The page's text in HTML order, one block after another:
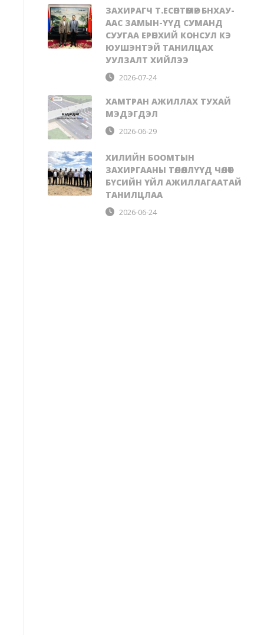
ЗАХИРАГЧ Т.ЕСӨНТӨМӨР БНХАУ-
ААС ЗАМЫН-ҮҮД СУМАНД
СУУГАА ЕРӨНХИЙ КОНСУЛ КЭ
ЮУШЭНТЭЙ ТАНИЛЦАХ
УУЛЗАЛТ ХИЙЛЭЭ
2026-07-24
ХАМТРАН АЖИЛЛАХ ТУХАЙ
МЭДЭГДЭЛ
2026-06-29
ХИЛИЙН БООМТЫН
ЗАХИРГААНЫ ТӨЛӨӨЛЛҮҮД ЧӨЛӨӨТ
БҮСИЙН ҮЙЛ АЖИЛЛАГААТАЙ
ТАНИЛЦЛАА
2026-06-24